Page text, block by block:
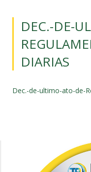
DEC.-DE-
DIARIAS
Dec.-de-ultimo-ato-de-